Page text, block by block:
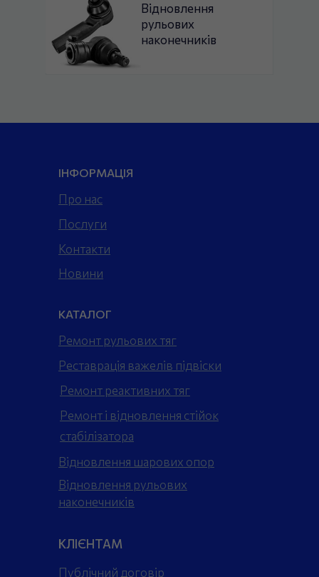
Відновлення
рульових
наконечників
КЛІЄНТАМ
Публічний договір
Про нас
Послуги
Контакти
ІНФОРМАЦІЯ
Ремонт рульових тяг
Реставрація важелів підвіски
КАТАЛОГ
Ремонт реактивних тяг
Ремонт і відновлення стійок
стабілізатора
Відновлення шарових опор
Відновлення рульових
наконечників
Новини